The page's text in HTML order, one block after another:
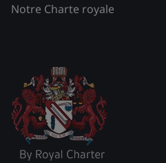
Notre Charte royale